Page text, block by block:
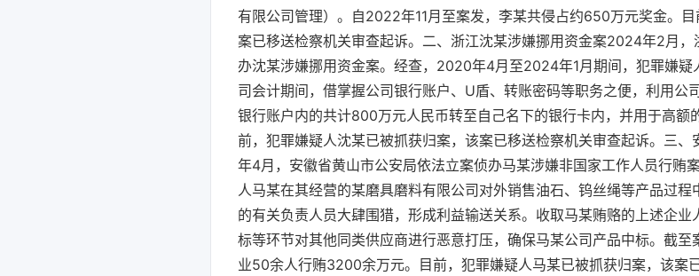
有限公司管理）。自2022年11月至案发，李某共侵占约650万元奖金。
案已移送检察机关审查起诉。二、浙江沈某涉嫌挪用资金案2024年2月
办沈某涉嫌挪用资金案。经查，2020年4月至2024年1月期间，犯罪嫌
司会计期间，借掌握公司银行账户、U盾、转账密码等职务之便，利用公
银行账户内的共计800万元人民币转至自己名下的银行卡内，并用于高额
前，犯罪嫌疑人沈某已被抓获归案，该案已移送检察机关审查起诉。三
年4月，安徽省黄山市公安局依法立案侦办马某涉嫌非国家工作人员行贿
人马某在其经营的某磨具磨料有限公司对外销售油石、钨丝绳等产品过
的有关负责人员大肆围猎，形成利益输送关系。收取马某贿赂的上述企
标等环节对其他同类供应商进行恶意打压，确保马某公司产品中标。截
业50余人行贿3200余万元。目前，犯罪嫌疑人马某已被抓获归案，该案